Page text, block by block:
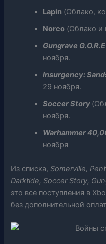
Lapin (Облако,
Norco (Облако и
Gungrave G.O.R.E
ноября.
Insurgency:
29 ноября.
Soccer Story
ноября.
Warhammer
ноября
Из списка, Somerville,
Darktide, Soccer Story,
это все поступления в
без дополнительной